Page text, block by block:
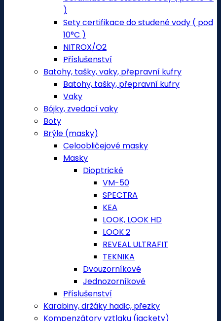
)
Sety certifikace do studené vody ( pod
10°C )
NITROX/O2
Příslušenství
Batohy, tašky, vaky, přepravní kufry
Batohy, tašky, přepravní kufry
Vaky
Bójky, zvedací vaky
Boty
Brýle (masky)
Celoobličejové masky
Masky
Dioptrické
VM-50
SPECTRA
KEA
LOOK, LOOK HD
LOOK 2
REVEAL ULTRAFIT
TEKNIKA
Dvouzorníkové
Jednozorníkové
Příslušenství
Karabiny, držáky hadic, přezky
Kompenzátory vztlaku (jackety)